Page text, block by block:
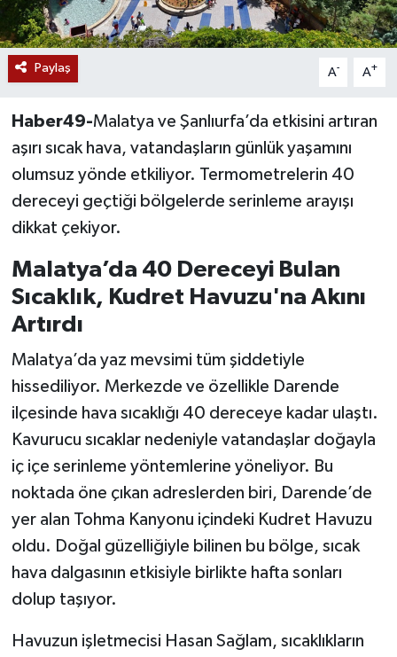
Paylaş A- A+
Haber49-Malatya ve Şanlıurfa’da etkisini artıran
aşırı sıcak hava, vatandaşların günlük yaşamını
olumsuz yönde etkiliyor. Termometrelerin 40
dereceyi geçtiği bölgelerde serinleme arayışı
dikkat çekiyor.
Malatya’da 40 Dereceyi Bulan
Sıcaklık, Kudret Havuzu'na Akını
Artırdı
Malatya’da yaz mevsimi tüm şiddetiyle
hissediliyor. Merkezde ve özellikle Darende
ilçesinde hava sıcaklığı 40 dereceye kadar ulaştı.
Kavurucu sıcaklar nedeniyle vatandaşlar doğayla
iç içe serinleme yöntemlerine yöneliyor. Bu
noktada öne çıkan adreslerden biri, Darende’de
yer alan Tohma Kanyonu içindeki Kudret Havuzu
oldu. Doğal güzelliğiyle bilinen bu bölge, sıcak
hava dalgasının etkisiyle birlikte hafta sonları
dolup taşıyor.
Havuzun işletmecisi Hasan Sağlam, sıcaklıkların
Korkut
Bulanık
Varto